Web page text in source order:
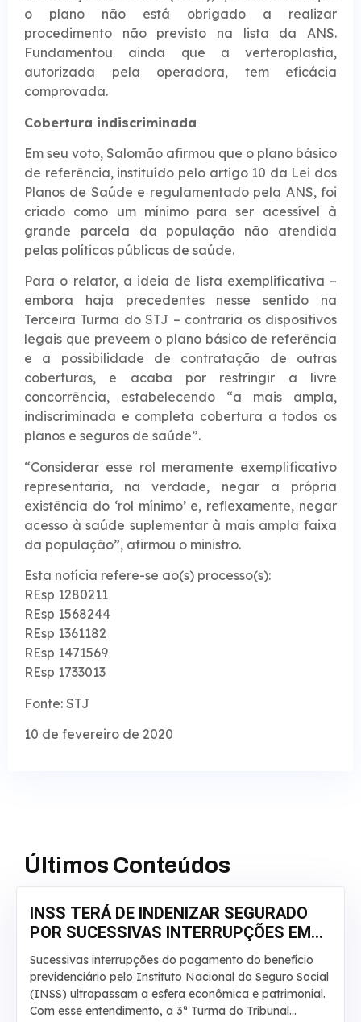
o plano não está obrigado a realizar
procedimento não previsto na lista da ANS.
Fundamentou ainda que a verteroplastia,
autorizada pela operadora, tem eficácia
comprovada.
Cobertura indiscrim​​inada
Em seu voto, Salomão afirmou que o plano básico
de referência, instituído pelo artigo 10 da Lei dos
Planos de Saúde e regulamentado pela ANS, foi
criado como um mínimo para ser acessível à
grande parcela da população não atendida
pelas políticas públicas de saúde.
Para o relator, a ideia de lista exemplificativa –
embora haja precedentes nesse sentido na
Terceira Turma do STJ – contraria os dispositivos
legais que preveem o plano básico de referência
e a possibilidade de contratação de outras
coberturas, e acaba por restringir a livre
concorrência, estabelecendo “a mais ampla,
indiscriminada e completa cobertura a todos os
planos e seguros de saúde”.
“Considerar esse rol meramente exemplificativo
representaria, na verdade, negar a própria
existência do ‘rol mínimo’ e, reflexamente, negar
acesso à saúde suplementar à mais ampla faixa
da população”, afirmou o ministro.
Esta notícia refere-se ao(s) processo(s):
REsp 1280211
REsp 1568244
REsp 1361182
REsp 1471569
REsp 1733013
Fonte: STJ
10 de fevereiro de 2020
Últimos Conteúdos
INSS TERÁ DE INDENIZAR SEGURADO
POR SUCESSIVAS INTERRUPÇÕES EM
APOSENTADORIA
Sucessivas interrupções do pagamento do benefício
previdenciário pelo Instituto Nacional do Seguro Social
(INSS) ultrapassam a esfera econômica e patrimonial.
Com esse entendimento, a 3ª Turma do Tribunal